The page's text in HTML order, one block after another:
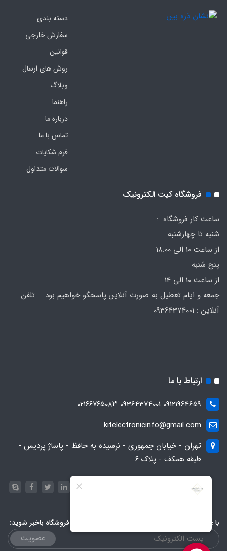
دسته بندی
سفارش خارجی
قوانین
روش های ارسال
وبلاگ
راهنما
درباره ما
تماس با ما
فرم‌ شکایات
سوالات متداول
فروشگاه کیت الکترونیک
ساعت کار فروشگاه :
شنبه تا چهارشنبه
از ساعت 10 الی 18:00
پنج شنبه
از ساعت 10 الی 14
جمعه و ایام تعطیل به صورت آنلاین پاسخگو خواهیم بود تلفن
ارتباط با ما
09121964659 09364374001 ۰۲۱۶۶۷۶۵۰۸۳
kitelectronicinfo@gmail.com
تهران - خیابان جمهوری - نرسیده به حافظ - پاساژ پردیس -
طبقه همکف - پلاک ۶
با عضویت در خبرنامه، از تخفیف‌ها و جدیدترین‌های فروشگاه باخبر شوید:
عضویت